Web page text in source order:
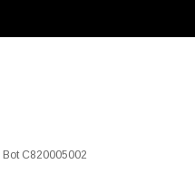
Bot C820005002